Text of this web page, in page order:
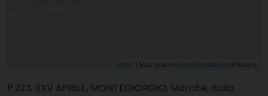
Leaflet | Map data © OpenStreetMap contributors
P.ZZA XXV APRILE, MONTEGIORGIO, Marche, Italia